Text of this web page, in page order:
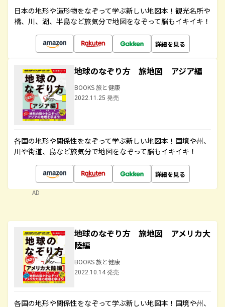
日本の地形や造形物をなぞって学ぶ新しい地図本！観光名所や
橋、川、湖、半島など旅気分で地図をなぞって脳もイキイキ！
詳細を見る
地球のなぞり方 旅地図 アジア編
BOOKS 旅と健康
2022.11.25 発売
各国の地形や関係性をなぞって学ぶ新しい地図本！国境や州、
川や街道、島など旅気分で地図をなぞって脳もイキイキ！
詳細を見る
AD
地球のなぞり方 旅地図 アメリカ大
陸編
BOOKS 旅と健康
2022.10.14 発売
各国の地形や関係性をなぞって学ぶ新しい地図本！国境や州、